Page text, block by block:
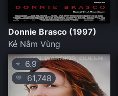
Donnie Brasco (1997)
Kẻ Nằm Vùng
⭐ 6.9
💛 61,748